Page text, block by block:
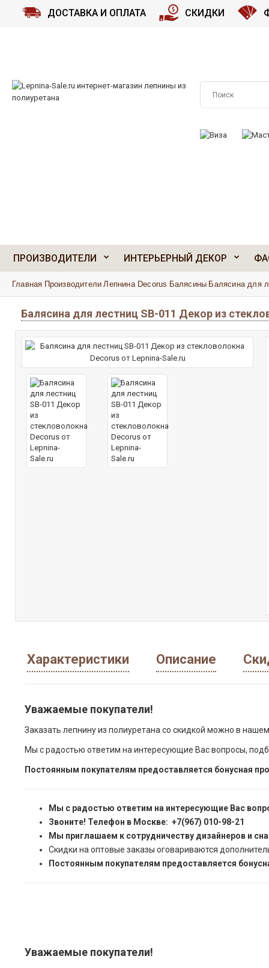
ДОСТАВКА И ОПЛАТА СКИДКИ
ПРОИЗВОДИТЕЛИ ИНТЕРЬЕРНЫЙ ДЕКОР
Главная Производители Лепнина Decorus Балясины Балясина для
Балясина для лестниц SB-011 Декор из
Характеристики Описание
Уважаемые покупатели!
Заказать лепнину из полиуретана со скидкой можно в
Мы с радостью ответим на интересующие Вас вопросы,
Постоянным покупателям предоставляется бонусная
Мы с радостью ответим на интересующие Вас
Звоните! Телефон в Москве: +7(967) 010-98-21
Мы приглашаем к сотрудничеству дизайнеров и
Скидки на оптовые заказы оговариваются
Постоянным покупателям предоставляется
Уважаемые покупатели!